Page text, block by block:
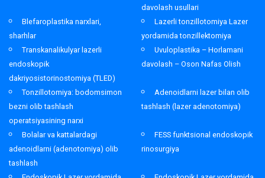
davolash usullari
Blefaroplastika narxlari,
sharhlar
Lazerli tonzillotomiya Lazer
yordamida tonzillektomiya
Transkanalikulyar lazerli
endoskopik
dakriyosistorinostomiya (TLED)
Uvuloplastika – Horlamani
davolash – Oson Nafas Olish
Tonzillotomiya: bodomsimon
bezni olib tashlash
operatsiyasining narxi
Adenoidlarni lazer bilan olib
tashlash (lazer adenotomiya)
Bolalar va kattalardagi
adenoidlarni (adenotomiya) olib
tashlash
FESS funktsional endoskopik
rinosurgiya